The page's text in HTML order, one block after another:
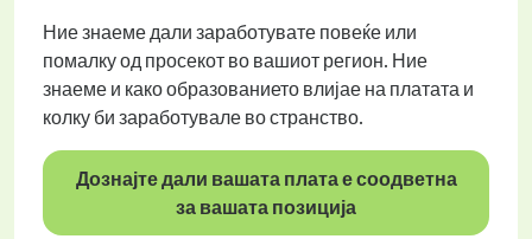
Ние знаеме дали заработувате повеќе или
помалку од просекот во вашиот регион. Ние
знаеме и како образованието влијае на платата и
колку би заработувале во странство.
Дознајте дали вашата плата е соодветна
за вашата позиција